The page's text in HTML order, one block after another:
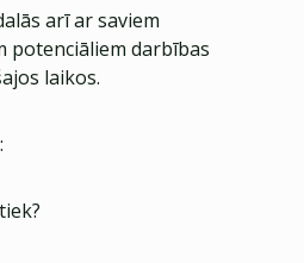
arī ar saviem
potenciāliem darbības
laikos.